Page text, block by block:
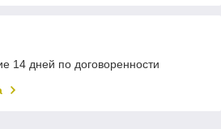
14 дней по договоренности